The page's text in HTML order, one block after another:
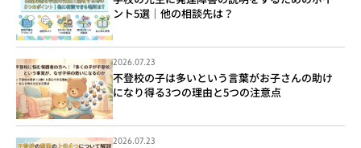
ント5選｜他の相談先は？
2026.07.23
不登校の子は多いという言葉がお子さんの助け
になり得る3つの理由と5つの注意点
2026.07.23